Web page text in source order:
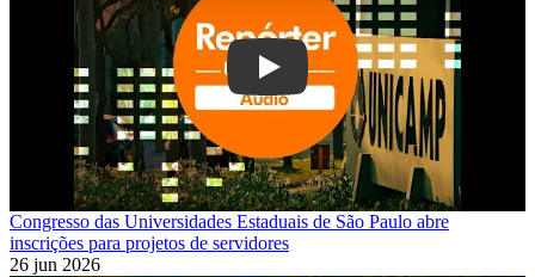
Play
Congresso das Universidades Estaduais de São Paulo abre
inscrições para projetos de servidores
26 jun 2026